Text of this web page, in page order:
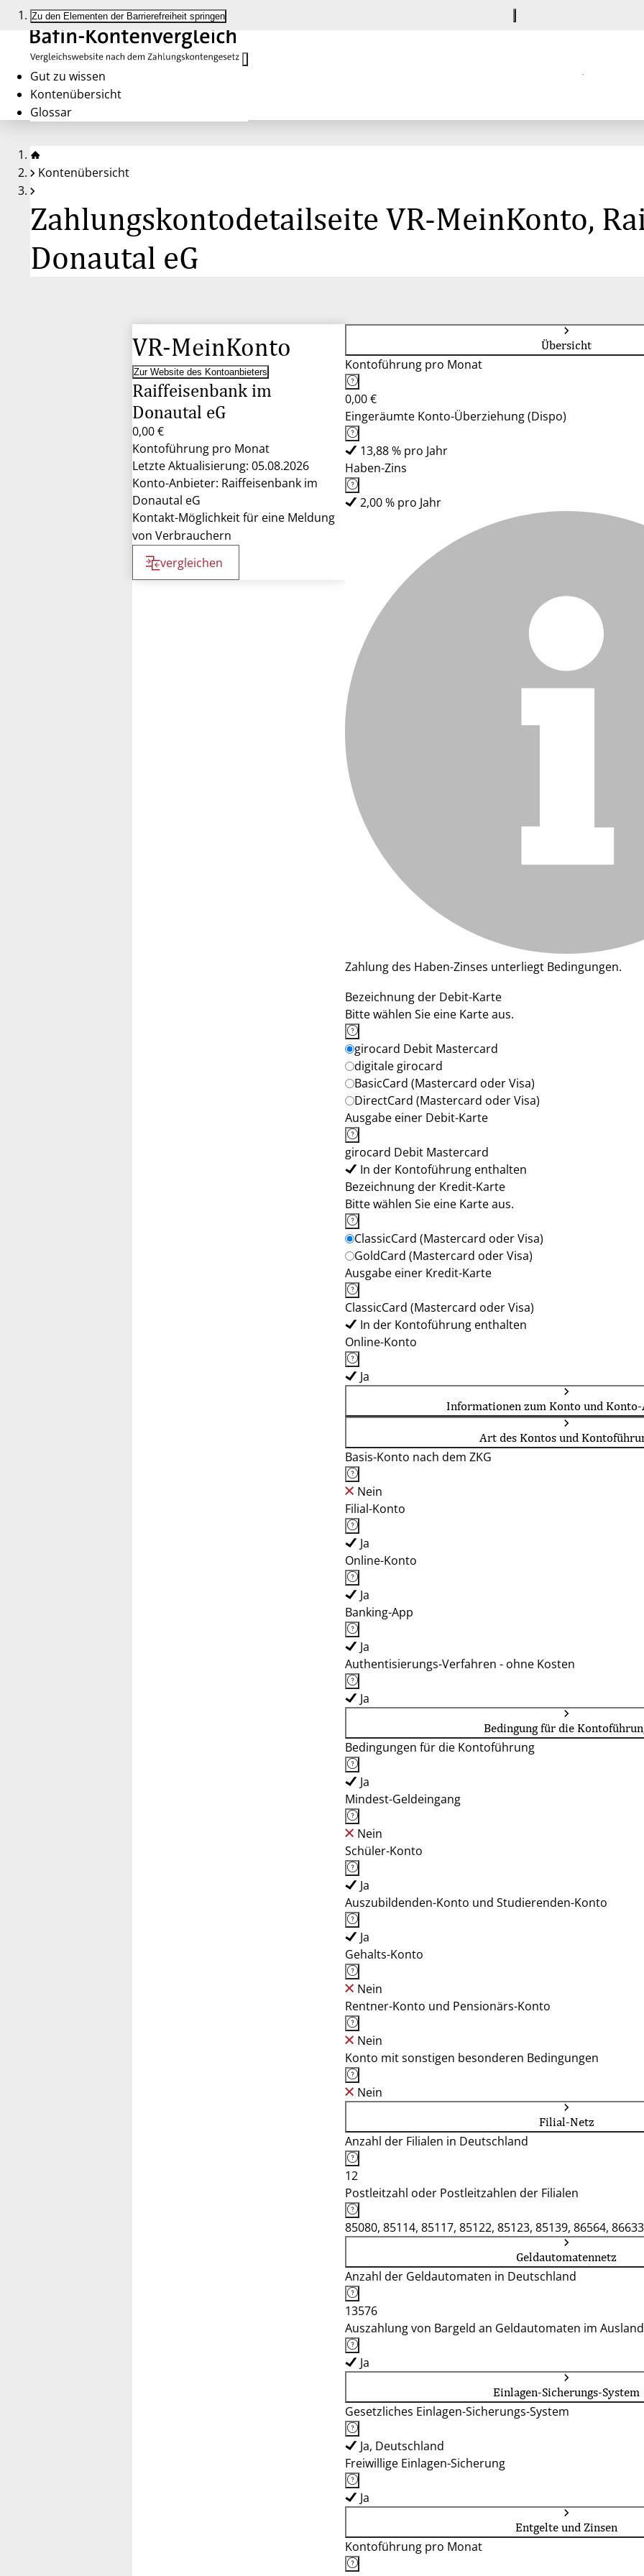
Zu den Elementen der Barrierefreiheit springen
Gut zu wissen
Kontenübersicht
Glossar
Kontenübersicht
Zahlungskontodetailseite VR-MeinKonto,
Donautal eG
VR-MeinKonto
Zur Website des Kontoanbieters
Raiffeisenbank im
Donautal eG
0,00 €
Kontoführung pro Monat
Letzte Aktualisierung: 05.08.2026
Konto-Anbieter: Raiffeisenbank im
Donautal eG
Kontakt-Möglichkeit für eine Meldung
von Verbrauchern
vergleichen
Übersicht
Kontoführung pro Monat
0,00 €
Eingeräumte Konto-Überziehung (Dispo)
13,88 % pro Jahr
Haben-Zins
2,00 % pro Jahr
Zahlung des Haben-Zinses unterliegt Bedingungen.
Bezeichnung der Debit-Karte
Bitte wählen Sie eine Karte aus.
girocard Debit Mastercard
digitale girocard
BasicCard (Mastercard oder Visa)
DirectCard (Mastercard oder Visa)
Ausgabe einer Debit-Karte
girocard Debit Mastercard
In der Kontoführung enthalten
Bezeichnung der Kredit-Karte
Bitte wählen Sie eine Karte aus.
ClassicCard (Mastercard oder Visa)
GoldCard (Mastercard oder Visa)
Ausgabe einer Kredit-Karte
ClassicCard (Mastercard oder Visa)
In der Kontoführung enthalten
Online-Konto
Ja
Informationen zum Konto und
Art des Kontos und
Basis-Konto nach dem ZKG
Nein
Filial-Konto
Ja
Online-Konto
Ja
Banking-App
Ja
Authentisierungs-Verfahren - ohne Kosten
Ja
Bedingung für die
Bedingungen für die Kontoführung
Ja
Mindest-Geldeingang
Nein
Schüler-Konto
Ja
Auszubildenden-Konto und Studierenden-Konto
Ja
Gehalts-Konto
Nein
Rentner-Konto und Pensionärs-Konto
Nein
Konto mit sonstigen besonderen Bedingungen
Nein
Filial-Netz
Anzahl der Filialen in Deutschland
12
Postleitzahl oder Postleitzahlen der Filialen
85080, 85114, 85117, 85122, 85123, 85139, 86564,
Geldautomatennetz
Anzahl der Geldautomaten in Deutschland
13576
Auszahlung von Bargeld an Geldautomaten im
Ja
Einlagen-Sicherungs-System
Gesetzliches Einlagen-Sicherungs-System
Ja, Deutschland
Freiwillige Einlagen-Sicherung
Ja
Entgelte und Zinsen
Kontoführung pro Monat